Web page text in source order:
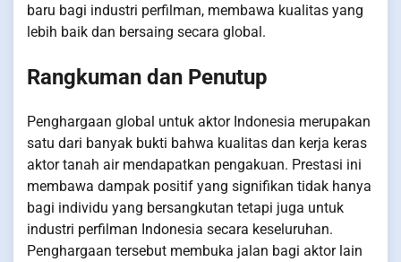
baru bagi industri perfilman, membawa kualitas yang
lebih baik dan bersaing secara global.
Rangkuman dan Penutup
Penghargaan global untuk aktor Indonesia merupakan
satu dari banyak bukti bahwa kualitas dan kerja keras
aktor tanah air mendapatkan pengakuan. Prestasi ini
membawa dampak positif yang signifikan tidak hanya
bagi individu yang bersangkutan tetapi juga untuk
industri perfilman Indonesia secara keseluruhan.
Penghargaan tersebut membuka jalan bagi aktor lain